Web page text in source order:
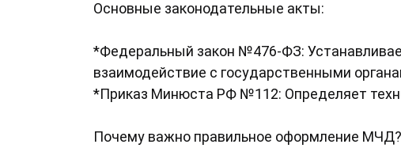
Основные законодательные акты:
*Федеральный закон №476-ФЗ:
взаимодействие с государственными
*Приказ Минюста РФ №112: Определяет
Почему важно правильное оформление МЧД?